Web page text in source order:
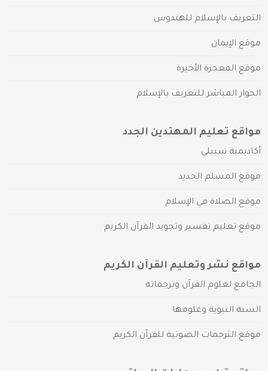
التعريف بالإسلام للهندوس
موقع الإيمان
موقع المعجزة الأخيرة
الحوار المباشر للتعريف بالإسلام
مواقع تعليم المهتدين الجدد
أكاديمية سبيلي
موقع المسلم الجديد
موقع الصلاة في الإسلام
موقع تعليم تفسير وتجويد القرآن الكريم
مواقع نشر وتعليم القرآن الكريم
الجامع لعلوم القرآن وترجماته
السنة النبوية وعلومها
موقع الترجمات الصوتية للقرآن الكريم